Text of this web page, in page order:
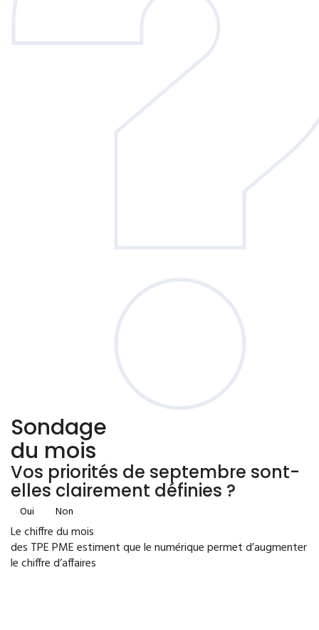
Sondage
du mois
Vos priorités de septembre sont-
elles clairement définies ?
Oui Non
Le chiffre du mois
des TPE PME estiment que le numérique permet d’augmenter
le chiffre d’affaires